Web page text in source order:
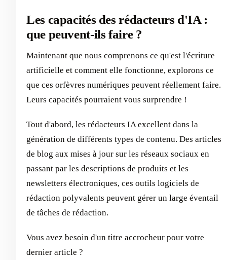
Les capacités des rédacteurs d'IA :
que peuvent-ils faire ?
Maintenant que nous comprenons ce qu'est l'écriture
artificielle et comment elle fonctionne, explorons ce
que ces orfèvres numériques peuvent réellement faire.
Leurs capacités pourraient vous surprendre !
Tout d'abord, les rédacteurs IA excellent dans la
génération de différents types de contenu. Des articles
de blog aux mises à jour sur les réseaux sociaux en
passant par les descriptions de produits et les
newsletters électroniques, ces outils logiciels de
rédaction polyvalents peuvent gérer un large éventail
de tâches de rédaction.
Vous avez besoin d'un titre accrocheur pour votre
dernier article ?